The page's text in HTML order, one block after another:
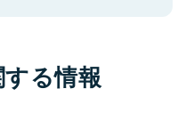
る情報